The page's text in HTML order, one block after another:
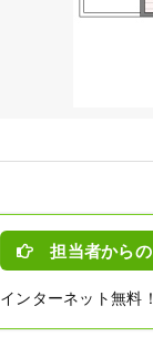
担当者から
インターネット無料